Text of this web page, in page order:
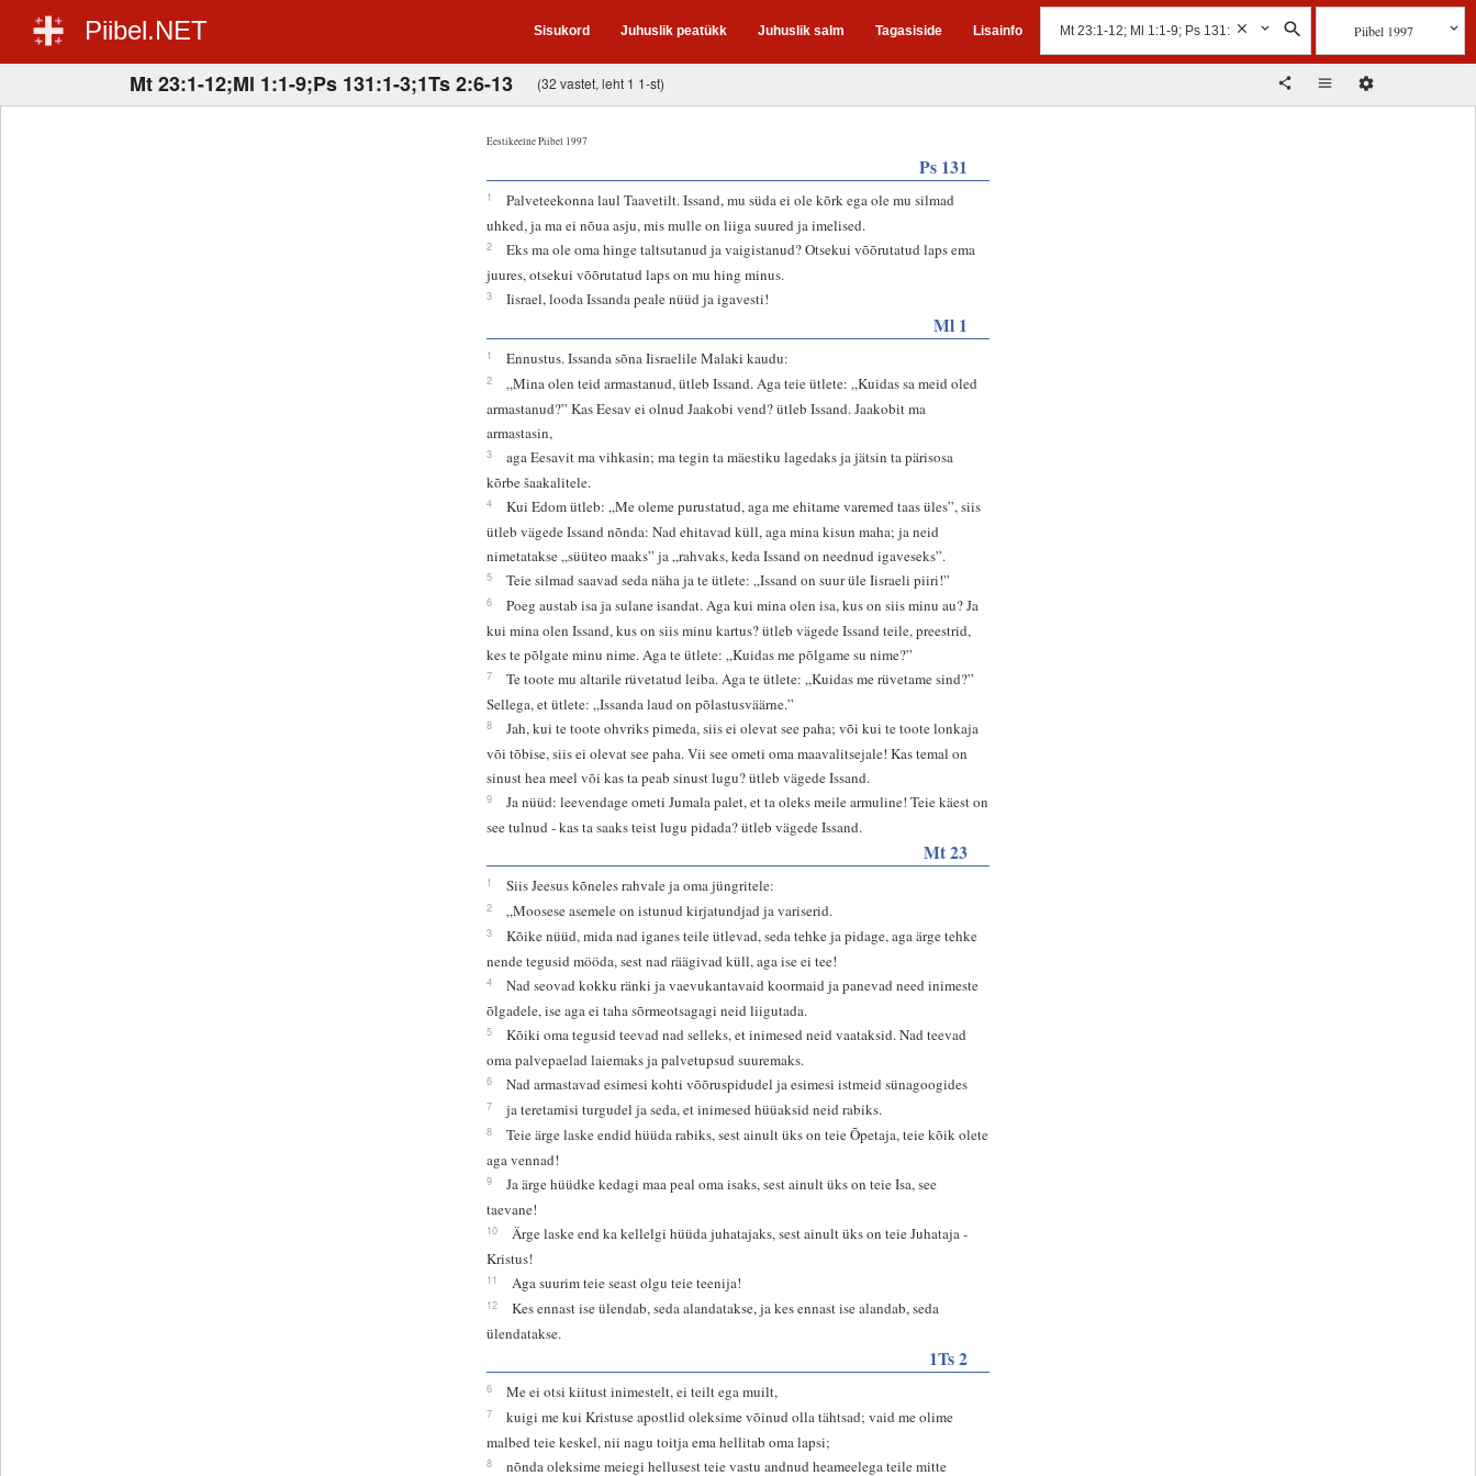
Piibel.NET Sisukord Juhuslik peatükk Juhuslik salm Tagasiside Lisainfo Piibel 1997
Mt 23:1-12;Ml 1:1-9;Ps 131:1-3;1Ts 2:6-13 (32 vastet, leht 1 1-st)
Eestikeelne Piibel 1997
Ps 131
1
Palveteekonna laul Taavetilt. Issand, mu süda ei ole kõrk ega ole mu silmad
uhked, ja ma ei nõua asju, mis mulle on liiga suured ja imelised.
2
Eks ma ole oma hinge taltsutanud ja vaigistanud? Otsekui võõrutatud laps ema
juures, otsekui võõrutatud laps on mu hing minus.
3 Iisrael, looda Issanda peale nüüd ja igavesti!
Ml 1
1 Ennustus. Issanda sõna Iisraelile Malaki kaudu:
2
„Mina olen teid armastanud, ütleb Issand. Aga teie ütlete: „Kuidas sa meid oled
armastanud?” Kas Eesav ei olnud Jaakobi vend? ütleb Issand. Jaakobit ma
armastasin,
3
aga Eesavit ma vihkasin; ma tegin ta mäestiku lagedaks ja jätsin ta pärisosa
kõrbe šaakalitele.
4
Kui Edom ütleb: „Me oleme purustatud, aga me ehitame varemed taas üles”, siis
ütleb vägede Issand nõnda: Nad ehitavad küll, aga mina kisun maha; ja neid
nimetatakse „süüteo maaks” ja „rahvaks, keda Issand on neednud igaveseks”.
5 Teie silmad saavad seda näha ja te ütlete: „Issand on suur üle Iisraeli piiri!”
6
Poeg austab isa ja sulane isandat. Aga kui mina olen isa, kus on siis minu au? Ja
kui mina olen Issand, kus on siis minu kartus? ütleb vägede Issand teile, preestrid,
kes te põlgate minu nime. Aga te ütlete: „Kuidas me põlgame su nime?”
7
Te toote mu altarile rüvetatud leiba. Aga te ütlete: „Kuidas me rüvetame sind?”
Sellega, et ütlete: „Issanda laud on põlastusväärne.”
8
Jah, kui te toote ohvriks pimeda, siis ei olevat see paha; või kui te toote lonkaja
või tõbise, siis ei olevat see paha. Vii see ometi oma maavalitsejale! Kas temal on
sinust hea meel või kas ta peab sinust lugu? ütleb vägede Issand.
9
Ja nüüd: leevendage ometi Jumala palet, et ta oleks meile armuline! Teie käest on
see tulnud - kas ta saaks teist lugu pidada? ütleb vägede Issand.
Mt 23
1 Siis Jeesus kõneles rahvale ja oma jüngritele:
2 „Moosese asemele on istunud kirjatundjad ja variserid.
3
Kõike nüüd, mida nad iganes teile ütlevad, seda tehke ja pidage, aga ärge tehke
nende tegusid mööda, sest nad räägivad küll, aga ise ei tee!
4
Nad seovad kokku ränki ja vaevukantavaid koormaid ja panevad need inimeste
õlgadele, ise aga ei taha sõrmeotsagagi neid liigutada.
5
Kõiki oma tegusid teevad nad selleks, et inimesed neid vaataksid. Nad teevad
oma palvepaelad laiemaks ja palvetupsud suuremaks.
6 Nad armastavad esimesi kohti võõruspidudel ja esimesi istmeid sünagoogides
7 ja teretamisi turgudel ja seda, et inimesed hüüaksid neid rabiks.
8
Teie ärge laske endid hüüda rabiks, sest ainult üks on teie Õpetaja, teie kõik olete
aga vennad!
9
Ja ärge hüüdke kedagi maa peal oma isaks, sest ainult üks on teie Isa, see
taevane!
10
Ärge laske end ka kellelgi hüüda juhatajaks, sest ainult üks on teie Juhataja -
Kristus!
11 Aga suurim teie seast olgu teie teenija!
12
Kes ennast ise ülendab, seda alandatakse, ja kes ennast ise alandab, seda
ülendatakse.
1Ts 2
6 Me ei otsi kiitust inimestelt, ei teilt ega muilt,
7
kuigi me kui Kristuse apostlid oleksime võinud olla tähtsad; vaid me olime
malbed teie keskel, nii nagu toitja ema hellitab oma lapsi;
8 nõnda oleksime meiegi hellusest teie vastu andnud heameelega teile mitte